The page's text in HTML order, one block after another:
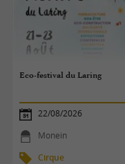
Eco-festival du Laring
22/08/2026
Monein
Cirque